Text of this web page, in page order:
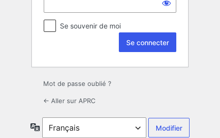
Se souvenir de moi
Mot de passe oublié ?
← Aller sur APRC
Langue